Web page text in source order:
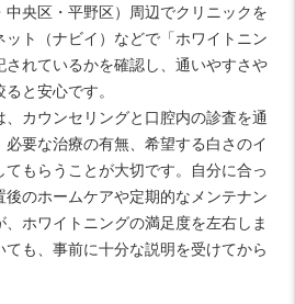
央区・平野区）周辺でクリニックを
ト（ナビイ）などで「ホワイトニン
されているかを確認し、通いやすさや
と安心です。
カウンセリングと口腔内の診査を通
必要な治療の有無、希望する白さのイ
てもらうことが大切です。自分に合っ
のホームケアや定期的なメンテナン
ホワイトニングの満足度を左右しま
も、事前に十分な説明を受けてから